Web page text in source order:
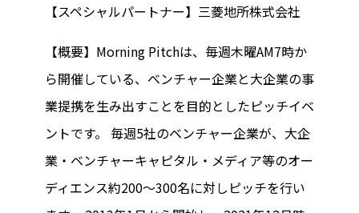
【スペシャルパートナー】三菱地所株式会社
【概要】Morning Pitchは、毎週木曜AM7時か
ら開催している、ベンチャー企業と大企業の事
業提携を生み出すことを目的としたピッチイベ
ントです。 毎週5社のベンチャー企業が、大企
業・ベンチャーキャピタル・メディア等のオー
ディエンス約200～300名に対しピッチを行い